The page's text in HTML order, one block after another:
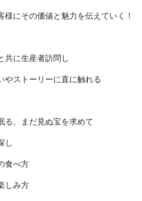
様にその価値と魅力を伝えていく！
共に生産者訪問し
やストーリーに直に触れる
る、まだ見ぬ宝を求めて
し
食べ方
しみ方